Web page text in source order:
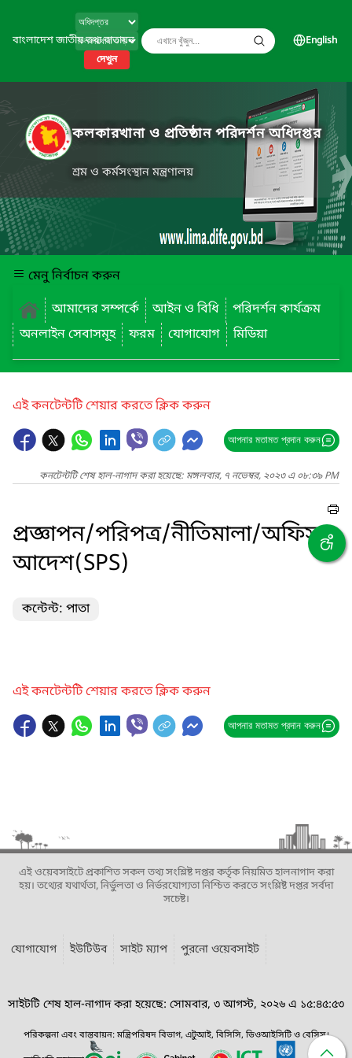
বাংলাদেশ জাতীয় তথ্য বাতায়ন
দেখুন
English
কলকারখানা ও প্রতিষ্ঠান পরিদর্শন অধিদপ্তর
শ্রম ও কর্মসংস্থান মন্ত্রণালয়
মেনু নির্বাচন করুন
আমাদের সম্পর্কে
আইন ও বিধি
পরিদর্শন কার্যক্রম
অনলাইন সেবাসমূহ
ফরম যোগাযোগ মিডিয়া
এই কনটেন্টটি শেয়ার করতে ক্লিক করুন
আপনার মতামত প্রদান করুন
কনটেন্টটি শেষ হাল-নাগাদ করা হয়েছে: মঙ্গলবার, ৭ নভেম্বর, ২০২৩ এ ০৮:৩৯ PM
প্রজ্ঞাপন/পরিপত্র/নীতিমালা/অফিস
আদেশ(SPS)
কন্টেন্ট: পাতা
এই কনটেন্টটি শেয়ার করতে ক্লিক করুন
আপনার মতামত প্রদান করুন
এই ওয়েবসাইটে প্রকাশিত সকল তথ্য সংশ্লিষ্ট দপ্তর কর্তৃক নিয়মিত হালনাগাদ করা
হয়। তথ্যের যথার্থতা, নির্ভুলতা ও নির্ভরযোগ্যতা নিশ্চিত করতে সংশ্লিষ্ট দপ্তর সর্বদা
সচেষ্ট।
যোগাযোগ ইউটিউব সাইট ম্যাপ পুরনো ওয়েবসাইট
সাইটটি শেষ হাল-নাগাদ করা হয়েছে: সোমবার, ৩ আগস্ট, ২০২৬ এ ১৫:৪৫:৫৩
পরিকল্পনা এবং বাস্তবায়ন: মন্ত্রিপরিষদ বিভাগ, এটুআই, বিসিসি, ডিওআইসিটি ও বেসিস।